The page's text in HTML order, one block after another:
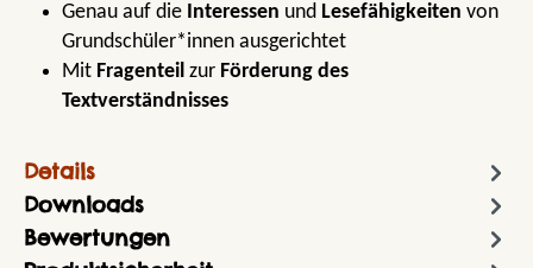
Genau auf die Interessen und Lesefähigkeiten von
Grundschüler*innen ausgerichtet
Mit Fragenteil zur Förderung des
Textverständnisses
Details
Downloads
Bewertungen